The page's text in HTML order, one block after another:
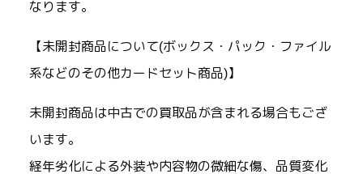
なります。
【未開封商品について(ボックス・パック・ファイル
系などのその他カードセット商品)】
未開封商品は中古での買取品が含まれる場合もござ
います。
経年劣化による外装や内容物の微細な傷、品質変化